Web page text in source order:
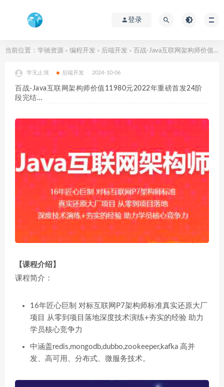
登录
当前位置： 学驰资源 > 编程开发 > 后端开发 > 百战-Java互联网架构师价值11980元2022年重磅首发24阶段完结…
学无止境 后端开发 2024-10-06
百战-Java互联网架构师价值11980元2022年重磅首发24阶
段完结…
【课程介绍】
课程简介：
16年匠心巨制 对标互联网P7架构师标准真实还原大厂
项目 从零到项目落地深度技术演练+夯实的经验 助力
学员核心竞争力
中涵盖redis,mongodb,dubbo,zookeeper,kafka 高并
发、高可用、分布式、微服务技术。